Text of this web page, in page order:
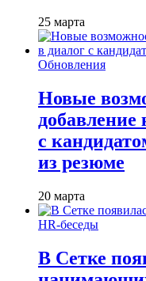
25 марта
Обновления
Новые
добавление
с
из резюме
20 марта
HR-беседы
В Сетке